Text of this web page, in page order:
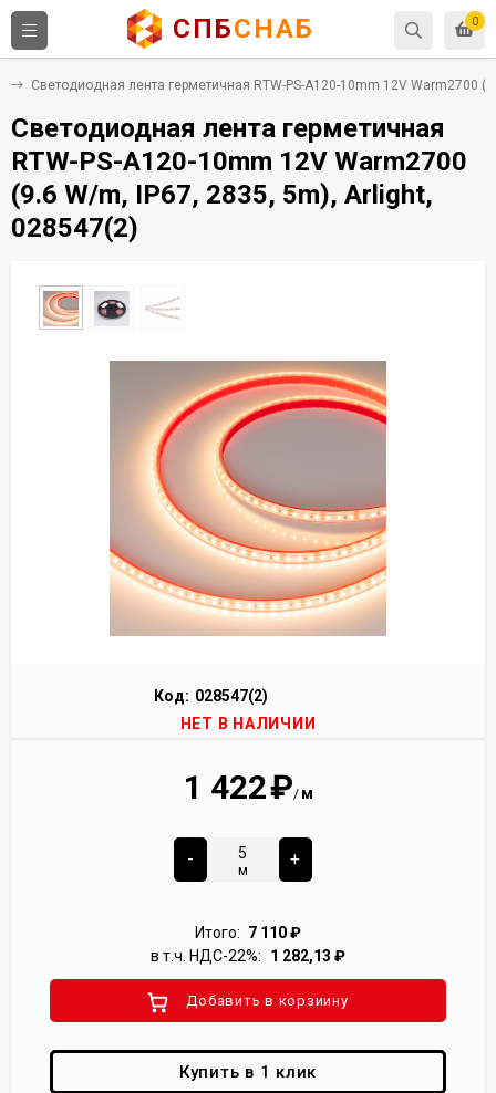
0
СПБСНАБ
Светодиодная лента герметичная RTW-PS-A120-10mm 12V Warm2700
Светодиодная лента герметичная
RTW-PS-A120-10mm 12V Warm2700
(9.6 W/m, IP67, 2835, 5m), Arlight,
028547(2)
Код: 028547(2)
НЕТ В НАЛИЧИИ
1 422₽/ м
-
м
+
Итого: 7 110₽
в т.ч. НДС-22%:
1 282,13 ₽
Добавить в корзиину
Купить в 1 клик